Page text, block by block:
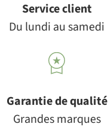
Service client
Du lundi au samedi
Garantie de qualité
Grandes marques